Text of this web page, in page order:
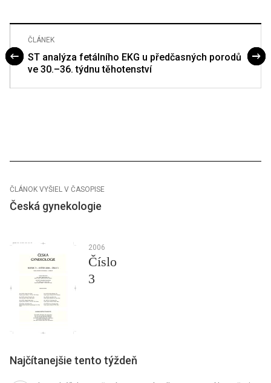
ČLÁNEK
ST analýza fetálního EKG u předčasných porodů
ve 30.–36. týdnu těhotenství
ČLÁNOK VYŠIEL V ČASOPISE
Česká gynekologie
2006
Číslo
3
Najčítanejšie tento týždeň